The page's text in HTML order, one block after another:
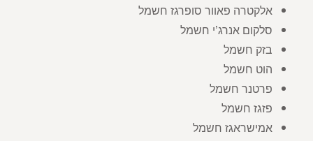
אלקטרה פאוור סופרגז חשמל
סלקום אנרג’י חשמל
בזק חשמל
הוט חשמל
פרטנר חשמל
פזגז חשמל
אמישראגז חשמל